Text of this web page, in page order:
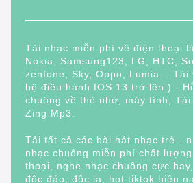
Tải nhạc miễn phí về điện thoại
Nokia, Samsung123, LG, HTC,
zenfone, Sky, Oppo, Lumia... Tải
hệ điều hành IOS 13 trở lên ) -
chuông về thẻ nhớ, máy tính, Tải
Zing Mp3.
Tải tất cả các bài hát nhạc trẻ -
nhạc chuông miễn phí chất
thoại, nghe nhạc chuông cực
độc đáo, độc lạ, hot tiktok hiện